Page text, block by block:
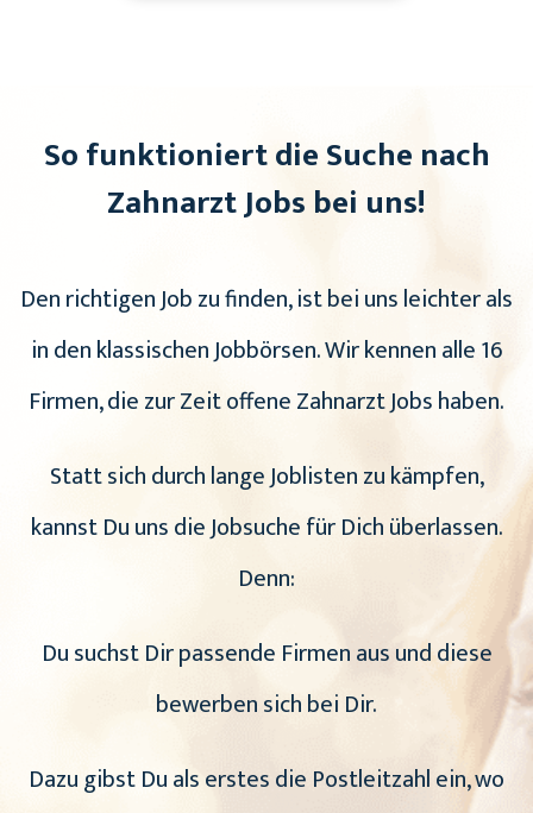
So funktioniert die Suche nach
Zahnarzt Jobs bei uns!
Den richtigen Job zu finden, ist bei uns leichter als
in den klassischen Jobbörsen. Wir kennen alle 16
Firmen, die zur Zeit offene Zahnarzt Jobs haben.
Statt sich durch lange Joblisten zu kämpfen,
kannst Du uns die Jobsuche für Dich überlassen.
Denn:
Du suchst Dir passende Firmen aus und diese
bewerben sich bei Dir.
Dazu gibst Du als erstes die Postleitzahl ein, wo